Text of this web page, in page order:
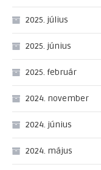
2025. július
2025. június
2025. február
2024. november
2024. június
2024. május